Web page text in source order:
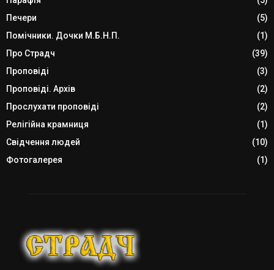
Печери
(5)
Помічники. Дочки М.Б.Н.П.
(1)
Про Страдч
(39)
Проповіді
(3)
Проповіді. Архів
(2)
Прослухати проповіді
(2)
Релігійна крамниця
(1)
Свідчення людей
(10)
Фотогалерея
(1)